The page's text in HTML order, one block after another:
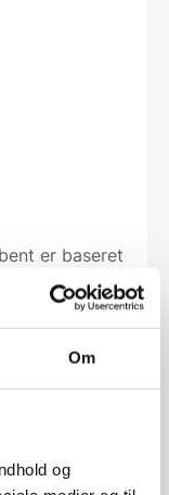
Om
og
er baseret
ca.
perfekt